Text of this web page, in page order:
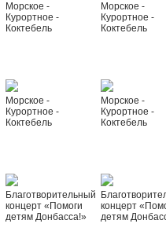
Морское -
Курортное -
Коктебель
Морское -
Курортное -
Коктебель
Морское -
Курортное -
Коктебель
Морское -
Курортное -
Коктебель
Благотворительный
концерт «Помоги
детям Донбасса!»
концерт
детям